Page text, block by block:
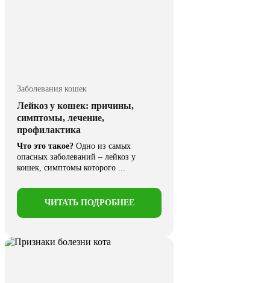
Заболевания кошек
Лейкоз у кошек: причины,
симптомы, лечение,
профилактика
Что это такое? Одно из самых
опасных заболеваний – лейкоз у
кошек, симптомы которого ...
ЧИТАТЬ ПОДРОБНЕЕ